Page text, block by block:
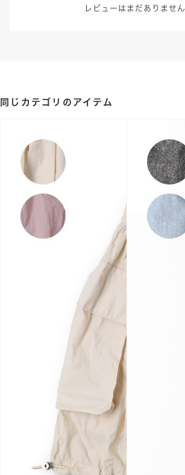
レビューはまだありません
同じカテゴリのアイテム